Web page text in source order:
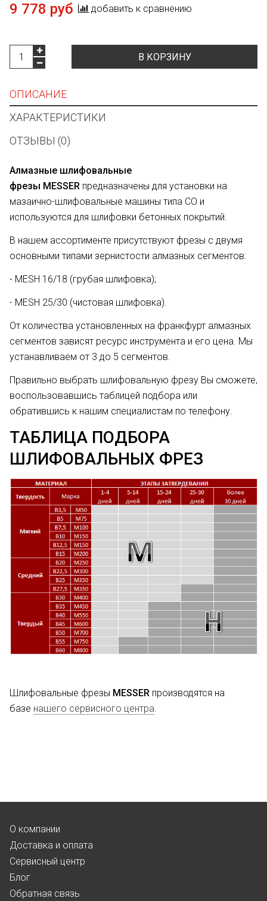
9 778 руб добавить к сравнению
В КОРЗИНУ
ОПИСАНИЕ
ХАРАКТЕРИСТИКИ
ОТЗЫВЫ (0)
Алмазные шлифовальные
фрезы MESSER предназначены для установки на
мазаично-шлифовальные машины типа СО и
используются для шлифовки бетонных покрытий.
В нашем ассортименте присутствуют фрезы с двумя
основными типами зернистости алмазных сегментов:
- MESH 16/18 (грубая шлифовка);
- MESH 25/30 (чистовая шлифовка).
От количества установленных на франкфурт алмазных
сегментов зависят ресурс инструмента и его цена. Мы
устанавливаем от 3 до 5 сегментов.
Правильно выбрать шлифовальную фрезу Вы сможете,
воспользовавшись таблицей подбора или
обратившись к нашим специалистам по телефону.
ТАБЛИЦА ПОДБОРА
ШЛИФОВАЛЬНЫХ ФРЕЗ
Шлифовальные фрезы MESSER производятся на
базе нашего сервисного центра.
О компании
Доставка и оплата
Сервисный центр
Блог
Обратная связь